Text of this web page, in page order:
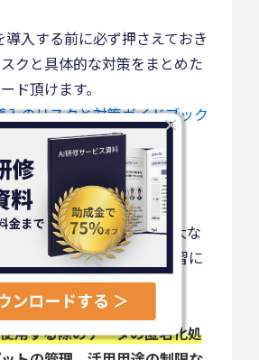
入する前に必ず押さえておき
クと具体的な対策をまとめた
ド頂けます。
入のリスクと対策ガイドブック
ードはこちら(無料)
密情報の漏洩
果を上げるためには、膨大な
や社内の機密情報などを学習に
効です。
用する際のデータの匿名化処
×